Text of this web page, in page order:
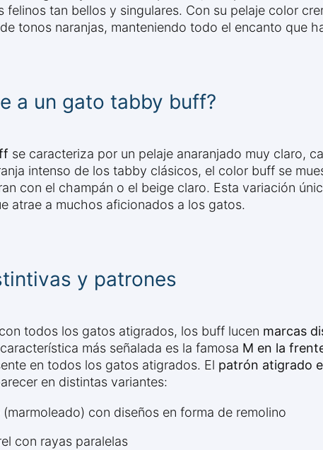
felinos tan bellos y singulares. Con su pelaje color
tonos naranjas, manteniendo todo el encanto que
a un gato tabby buff?
se caracteriza por un pelaje anaranjado muy claro,
intenso de los tabby clásicos, el color buff se
con el champán o el beige claro. Esta variación
atrae a muchos aficionados a los gatos.
y patrones
todos los gatos atigrados, los buff lucen marcas
más señalada es la famosa M en la
en todos los gatos atigrados. El patrón atigrado
en distintas variantes:
con diseños en forma de remolino
con rayas paralelas